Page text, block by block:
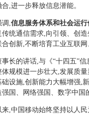
,进一步释放信息潜能。
调,信息服务体系和社会运行
传统通信需求,向引领、创
合创新,不断培育工业互联
事长的讲话,与《“十四五”
体规模进一步壮大,发展质
础设施,创新能力大幅增强,
国、网络强国、数字中国
来,中国移动始终坚持以人